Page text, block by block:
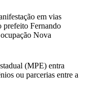
em vias
prefeito Fernando
Nova
(MPE) entra
ou parcerias entre a